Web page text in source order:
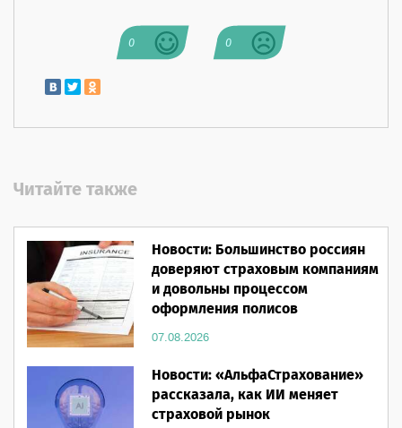
0 0
Читайте также
Новости: Большинство россиян
доверяют страховым компаниям
и довольны процессом
оформления полисов
07.08.2026
Новости: «АльфаСтрахование»
рассказала, как ИИ меняет
страховой рынок